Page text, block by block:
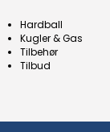
Hardball
Kugler & Gas
Tilbehør
Tilbud